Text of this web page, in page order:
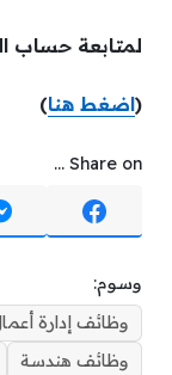
لمتابعة حساب
(اضغط هنا)
Share on ...
وسوم:
وظائف إدارة
وظائف هندسة